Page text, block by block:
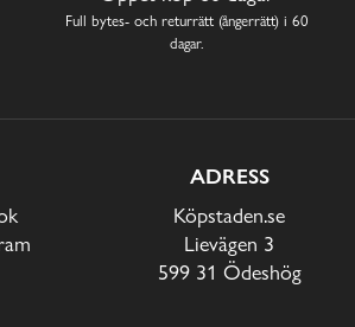
Full bytes- och returrätt (ångerrätt) i 60
dagar.
ADRESS
Köpstaden.se
Lievägen 3
599 31 Ödeshög